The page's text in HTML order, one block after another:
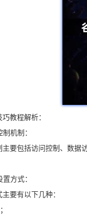
教程解析：
机制：
要包括访问控制、数
方式：
要有以下几种：